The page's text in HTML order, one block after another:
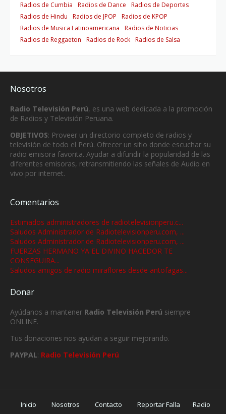
Radios de Cumbia
Radios de Dance
Radios de Deportes
Radios de Hindu
Radios de JPOP
Radios de KPOP
Radios de Musica Latinoamericana
Radios de Noticias
Radios de Reggaeton
Radios de Rock Radios de Salsa
Nosotros
Radio Televisión Perú, es una web dedicada a la promoción
de Radios y Televisión Peruana.
OBJETIVOS: Proveer un directorio completo de radios y
televisión de todo el Perú. Ofrecer un sitio donde escuchar su
radio emisora favorita. Ayudar a difundir la popularidad de las
diferentes emisoras, retransmitiendo las señales de Audio en
vivo por internet.
Comentarios
Estimados administradores de radiotelevisionperu.c...
Saludos Administrador de Radiotelevisionperu.com, ...
Saludos Administrador de Radiotelevisionperu.com, ...
FUERZAS HERMANO YA EL DIVINO HACEDOR TE
CONSEGUIRA...
Saludos amigos de radio miraflores desde antofagas...
Donar
Ayúdanos a mantener Radio Televisión Perú siempre
ONLINE.
Tus donaciones nos ayudan a seguir mejorando.
PAYPAL: Radio Televisión Perú
Inicio Nosotros Contacto Reportar Falla Radio